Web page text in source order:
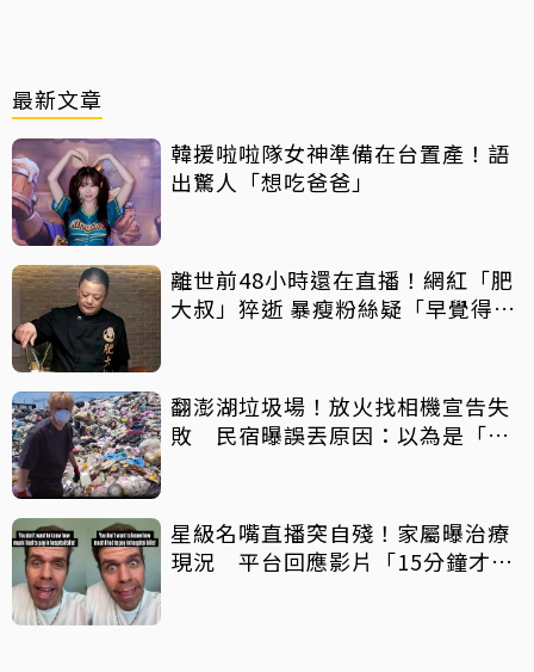
最新文章
韓援啦啦隊女神準備在台置產！語
出驚人「想吃爸爸」
離世前48小時還在直播！網紅「肥
大叔」猝逝 暴瘦粉絲疑「早覺得不
翻澎湖垃圾場！放火找相機宣告失
敗 民宿曝誤丟原因：以為是「按
星級名嘴直播突自殘！家屬曝治療
現況 平台回應影片「15分鐘才下